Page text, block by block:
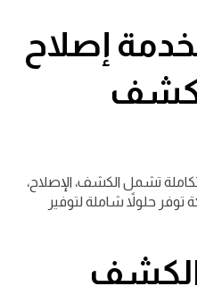
إصلاح
تشمل الكشف، الإصلاح،
توفر حلولاً شاملة لتوفير